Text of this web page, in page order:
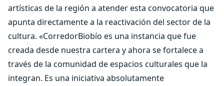
artísticas de la región a atender esta convocatoria que
apunta directamente a la reactivación del sector de la
cultura. «CorredorBiobío es una instancia que fue
creada desde nuestra cartera y ahora se fortalece a
través de la comunidad de espacios culturales que la
integran. Es una iniciativa absolutamente